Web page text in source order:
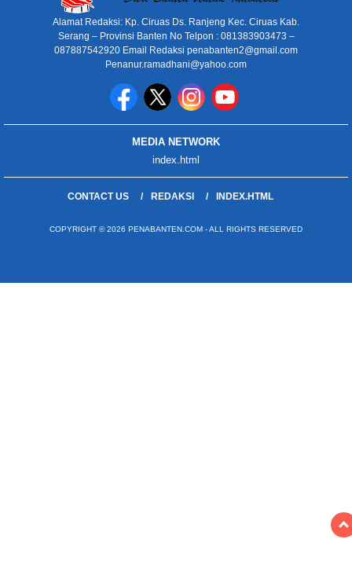
Alamat Redaksi: Kp. Ciruas Ds. Ranjeng Kec. Ciruas Kab.
Serang – Provinsi Banten No Telpon : 081383903473 –
087887542920 Email Redaksi penabanten2@gmail.com
Penanur.ramadhani@yahoo.com
MEDIA NETWORK
index.html
CONTACT US REDAKSI INDEX.HTML
COPYRIGHT © 2026 PENABANTEN.COM - ALL RIGHTS RESERVED